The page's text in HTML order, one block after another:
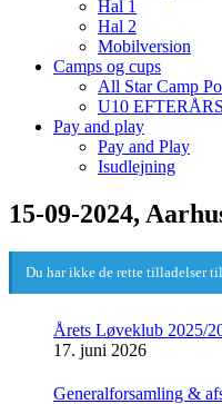
Hal 1
Hal 2
Mobilversion
Camps og cups
All Star Camp
U10
Pay and play
Pay and Play
Isudlejning
15-09-2024,
Du har ikke de rette tilladelser
Årets Løveklub 2025/
17. juni 2026
Generalforsamling &